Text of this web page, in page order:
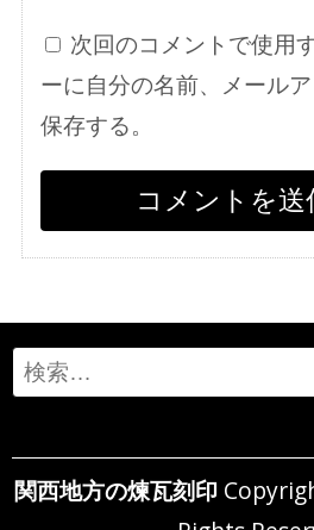
次回のコメントで使用
ーに自分の名前、メール
保存する。
Search
for:
関西地方の煉瓦刻印